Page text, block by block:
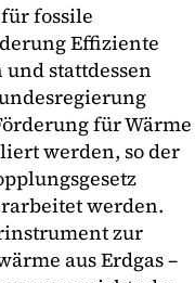
fossile
Effiziente
und stattdessen
für Wärme
werden, so der
werden.
zur
aus Erdgas –